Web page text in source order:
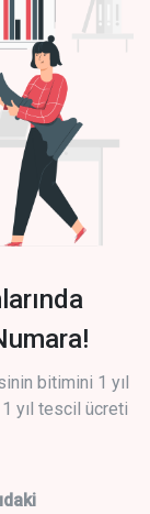
bitimini 1 yıl
yıl tescil ücreti